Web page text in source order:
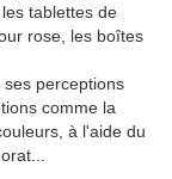
tablettes de
rose, les boîtes
ses perceptions
comme la
à l'aide du